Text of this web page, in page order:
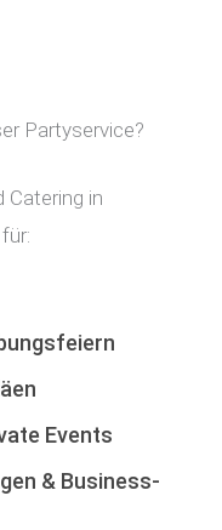
Partyservice?
Catering in
Events
& Business-